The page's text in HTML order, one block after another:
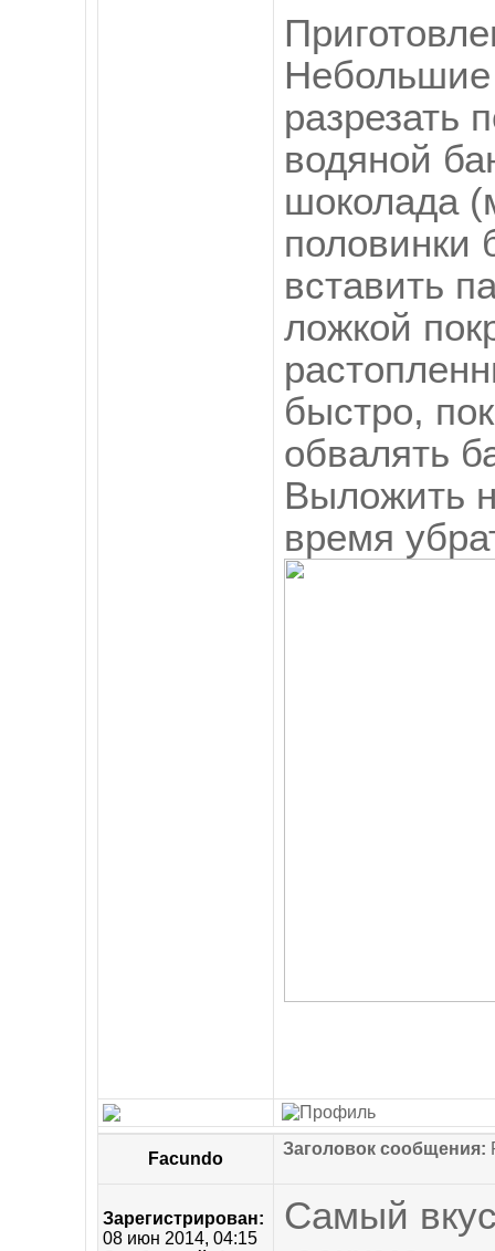
Небольшие
разрезать
водяной
шоколада
половинки
вставить
ложкой
быстро,
обвалять
Выложить
время
Facundo
Заголовок сообщения:
Зарегистрирован:
08 июн 2014, 04:15
Самый